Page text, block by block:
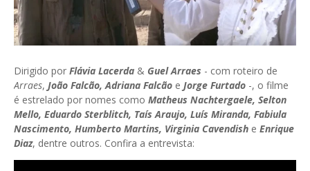
Dirigido por Flávia Lacerda & Guel Arraes - com roteiro de
Arraes, João Falcão, Adriana Falcão e Jorge Furtado -, o filme
é estrelado por nomes como Matheus Nachtergaele, Selton
Mello, Eduardo Sterblitch, Taís Araujo, Luís Miranda, Fabiula
Nascimento, Humberto Martins, Virginia Cavendish e Enrique
Diaz, dentre outros. Confira a entrevista: